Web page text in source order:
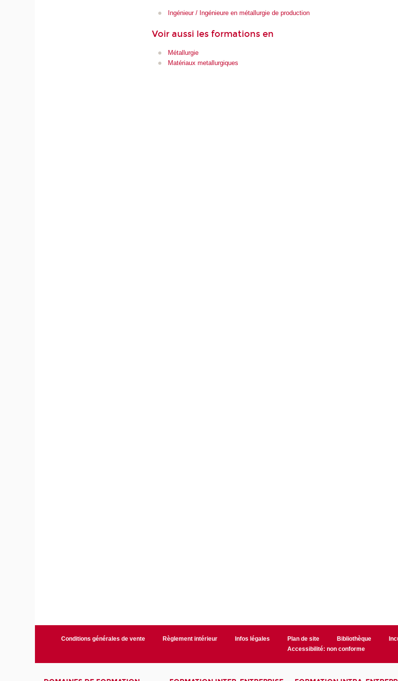
Ingénieur / Ingénieure en métallurgie de production
Voir aussi les formations en
Métallurgie
Matériaux metallurgiques
Conditions générales de vente Règlement intérieur Infos légales Plan de site Bibliothèque
Accessibilité: non conforme